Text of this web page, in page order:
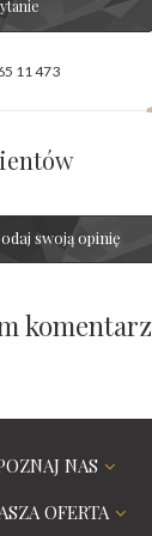
11 473
swoją opinię
NAS
OFERTA